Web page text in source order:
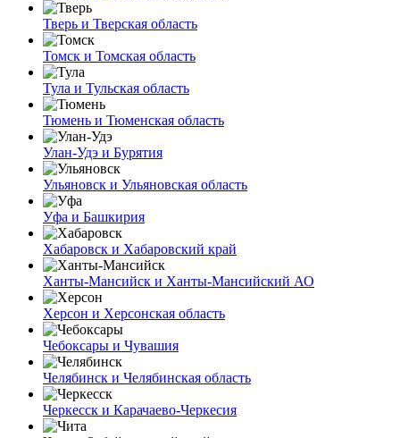
Тверь и Тверская область
Томск и Томская область
Тула и Тульская область
Тюмень и Тюменская область
Улан-Удэ и Бурятия
Ульяновск и Ульяновская область
Уфа и Башкирия
Хабаровск и Хабаровский край
Ханты-Мансийск и Ханты-Мансийский АО
Херсон и Херсонская область
Чебоксары и Чувашия
Челябинск и Челябинская область
Черкесск и Карачаево-Черкесия